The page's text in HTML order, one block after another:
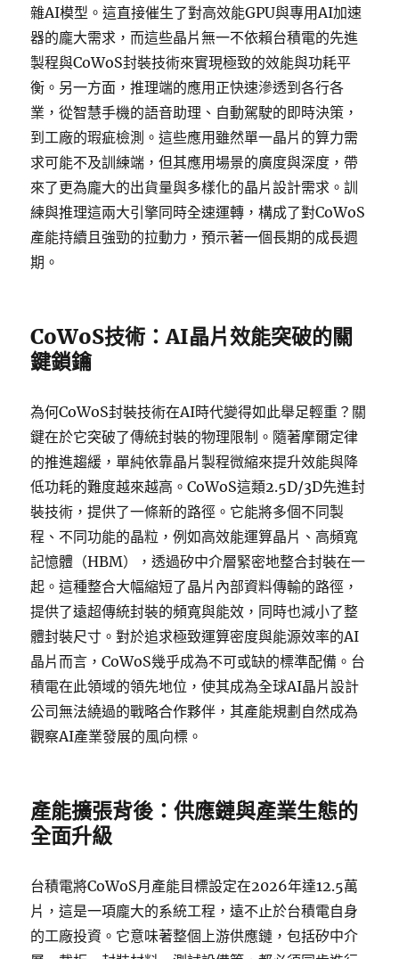
雜AI模型。這直接催生了對高效能GPU與專用AI加速
器的龐大需求，而這些晶片無一不依賴台積電的先進
製程與CoWoS封裝技術來實現極致的效能與功耗平
衡。另一方面，推理端的應用正快速滲透到各行各
業，從智慧手機的語音助理、自動駕駛的即時決策，
到工廠的瑕疵檢測。這些應用雖然單一晶片的算力需
求可能不及訓練端，但其應用場景的廣度與深度，帶
來了更為龐大的出貨量與多樣化的晶片設計需求。訓
練與推理這兩大引擎同時全速運轉，構成了對CoWoS
產能持續且強勁的拉動力，預示著一個長期的成長週
期。
CoWoS技術：AI晶片效能突破的關
鍵鎖鑰
為何CoWoS封裝技術在AI時代變得如此舉足輕重？關
鍵在於它突破了傳統封裝的物理限制。隨著摩爾定律
的推進趨緩，單純依靠晶片製程微縮來提升效能與降
低功耗的難度越來越高。CoWoS這類2.5D/3D先進封
裝技術，提供了一條新的路徑。它能將多個不同製
程、不同功能的晶粒，例如高效能運算晶片、高頻寬
記憶體（HBM），透過矽中介層緊密地整合封裝在一
起。這種整合大幅縮短了晶片內部資料傳輸的路徑，
提供了遠超傳統封裝的頻寬與能效，同時也減小了整
體封裝尺寸。對於追求極致運算密度與能源效率的AI
晶片而言，CoWoS幾乎成為不可或缺的標準配備。台
積電在此領域的領先地位，使其成為全球AI晶片設計
公司無法繞過的戰略合作夥伴，其產能規劃自然成為
觀察AI產業發展的風向標。
產能擴張背後：供應鏈與產業生態的
全面升級
台積電將CoWoS月產能目標設定在2026年達12.5萬
片，這是一項龐大的系統工程，遠不止於台積電自身
的工廠投資。它意味著整個上游供應鏈，包括矽中介